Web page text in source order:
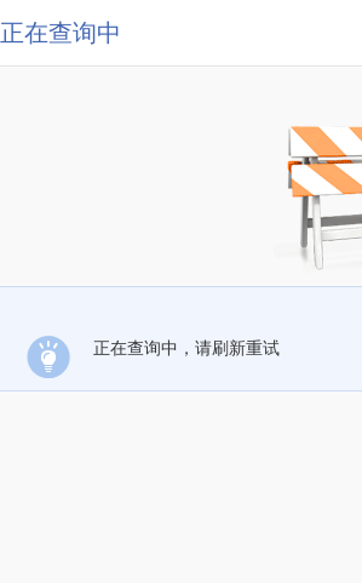
正在查询中
正在查询中，请刷新重试